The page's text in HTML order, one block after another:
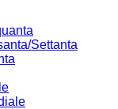
Settanta